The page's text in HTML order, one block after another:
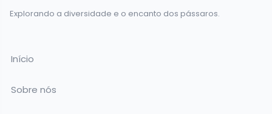
Explorando a diversidade e o encanto dos pássaros.
Início
Sobre nós